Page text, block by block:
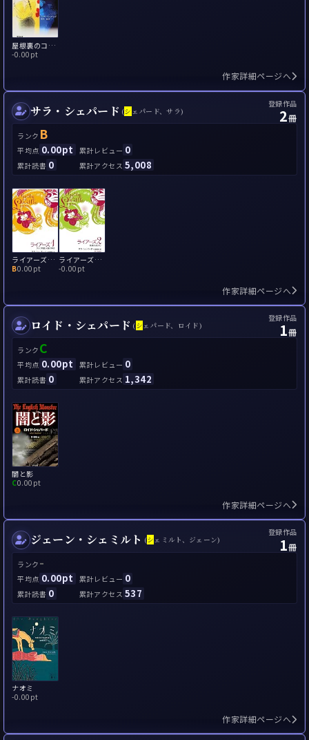
屋根裏のコイン
-0.00pt
作家詳細ページへ
サラ・シェパード (シ ェパード、サラ)
登録作品
2冊
ランク B
平均点 0.00pt 累計レビュー 0
累計読書 0 累計アクセス 5,008
ライアーズ1 ひみつ同盟、16 歳の再会
B0.00pt
ライアーズ2 崩壊のはじまり
-0.00pt
作家詳細ページへ
ロイド・シェパード (シェパード、ロイド)
登録作品
1冊
ランク C
平均点 0.00pt 累計レビュー 0
累計読書 0 累計アクセス 1,342
闇と影
C0.00pt
作家詳細ページへ
ジェーン・シェミルト (シェミルト、ジェーン)
登録作品
1冊
ランク -
平均点 0.00pt 累計レビュー 0
累計読書 0 累計アクセス 537
ナオミ
-0.00pt
作家詳細ページへ